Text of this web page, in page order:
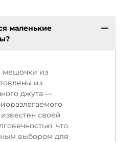
маленькие
мешочки из
из
джута —
своей
что
выбором для